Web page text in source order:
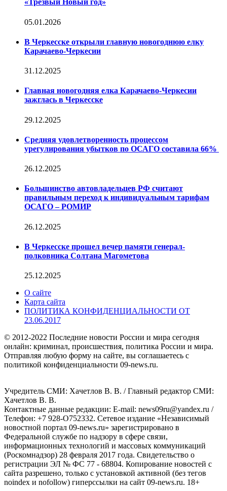
«Трезвый Новый год»
05.01.2026
В Черкесске открыли главную новогоднюю елку
Карачаево-Черкесии
31.12.2025
Главная новогодняя елка Карачаево-Черкесии
зажглась в Черкесске
29.12.2025
Средняя удовлетворенность процессом
урегулирования убытков по ОСАГО составила 66%
26.12.2025
Большинство автовладельцев РФ считают
правильным переход к индивидуальным тарифам
ОСАГО – РОМИР
26.12.2025
В Черкесске прошел вечер памяти генерал-
полковника Солтана Магометова
25.12.2025
О сайте
Карта сайта
ПОЛИТИКА КОНФИДЕНЦИАЛЬНОСТИ ОТ
23.06.2017
© 2012-2022 Последние новости России и мира сегодня
онлайн: криминал, происшествия, политика России и мира.
Отправляя любую форму на сайте, вы соглашаетесь с
политикой конфиденциальности 09-news.ru.
Учредитель СМИ: Хaчeтлoв B. B. / Главный редактор СМИ:
Хaчeтлoв B. B.
Контактные данные редакции: E-mail: news09ru@yandex.ru /
Телефон: +7 928-O752332. Сетевое издание «Независимый
новостной портал 09-news.ru» зарегистрировано в
Федеральной службе по надзору в сфере связи,
информационных технологий и массовых коммуникаций
(Роскомнадзор) 28 февраля 2017 года. Свидетельство о
регистрации ЭЛ № ФС 77 - 68804. Копирование новостей с
сайта разрешено, только с установкой активной (без тегов
noindex и nofollow) гиперссылки на сайт 09-news.ru. 18+